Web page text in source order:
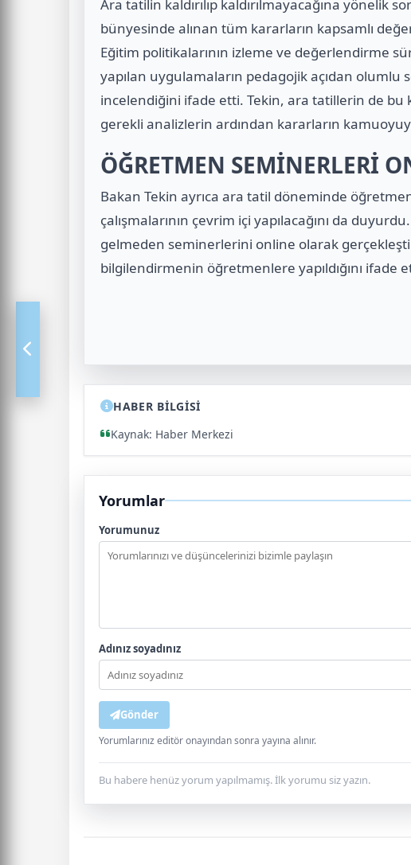
Ara tatilin kaldırılıp kaldırılmayacağına yönelik
bünyesinde alınan tüm kararların kapsamlı
Eğitim politikalarının izleme ve değerlendirme
yapılan uygulamaların pedagojik açıdan olumlu
incelendiğini ifade etti. Tekin, ara tatillerin de
gerekli analizlerin ardından kararların
ÖĞRETMEN SEMİNERLERİ
Bakan Tekin ayrıca ara tatil döneminde
çalışmalarının çevrim içi yapılacağını da
gelmeden seminerlerini online olarak
bilgilendirmenin öğretmenlere yapıldığını ifade
HABER BİLGİSİ
Kaynak: Haber Merkezi
Yorumlar
Yorumunuz
Adınız soyadınız
Gönder
Yorumlarınız editör onayından sonra yayına alınır.
Bu habere henüz yorum yapılmamış. İlk yorumu siz yazın.